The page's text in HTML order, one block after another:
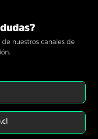
nuestros canales de